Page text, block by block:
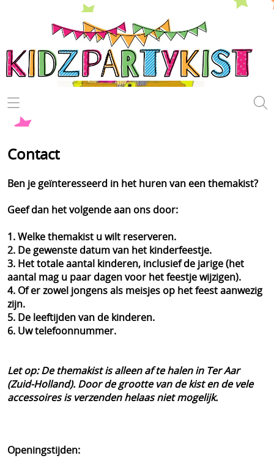
Kinderfeestje
Speurtochten draaiboeken
Hoe werkt het?
Even voorstellen
Contact
Gastenboek
Reacties van klanten
Contact
Ben je geïnteresseerd in het huren van een themakist?
Geef dan het volgende aan ons door:
1. Welke themakist u wilt reserveren.
2. De gewenste datum van het kinderfeestje.
3. Het totale aantal kinderen, inclusief de jarige (het
aantal mag u paar dagen voor het feestje wijzigen).
4. Of er zowel jongens als meisjes op het feest aanwezig
zijn.
5. De leeftijden van de kinderen.
6. Uw telefoonnummer.
Let op: De themakist is alleen af te halen in Ter Aar
(Zuid-Holland). Door de grootte van de kist en de vele
accessoires is verzenden helaas niet mogelijk.
Openingstijden: